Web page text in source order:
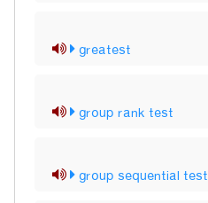
greatest
group rank test
group sequential test